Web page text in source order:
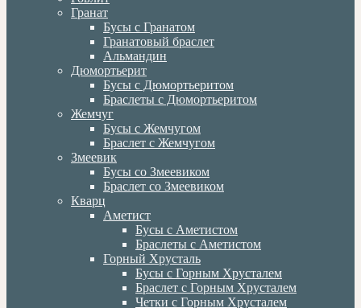
Гранат
Бусы с Гранатом
Гранатовый браслет
Альмандин
Дюмортьерит
Бусы с Дюмортьеритом
Браслеты с Дюмортьеритом
Жемчуг
Бусы с Жемчугом
Браслет с Жемчугом
Змеевик
Бусы со Змеевиком
Браслет со Змеевиком
Кварц
Аметист
Бусы с Аметистом
Браслеты с Аметистом
Горный Хрусталь
Бусы с Горным Хрусталем
Браслет с Горным Хрусталем
Четки с Горным Хрусталем